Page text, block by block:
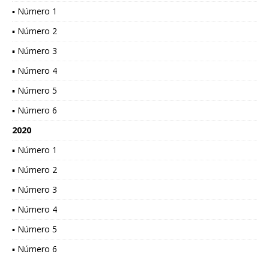
▪ Número 1
▪ Número 2
▪ Número 3
▪ Número 4
▪ Número 5
▪ Número 6
2020
▪ Número 1
▪ Número 2
▪ Número 3
▪ Número 4
▪ Número 5
▪ Número 6